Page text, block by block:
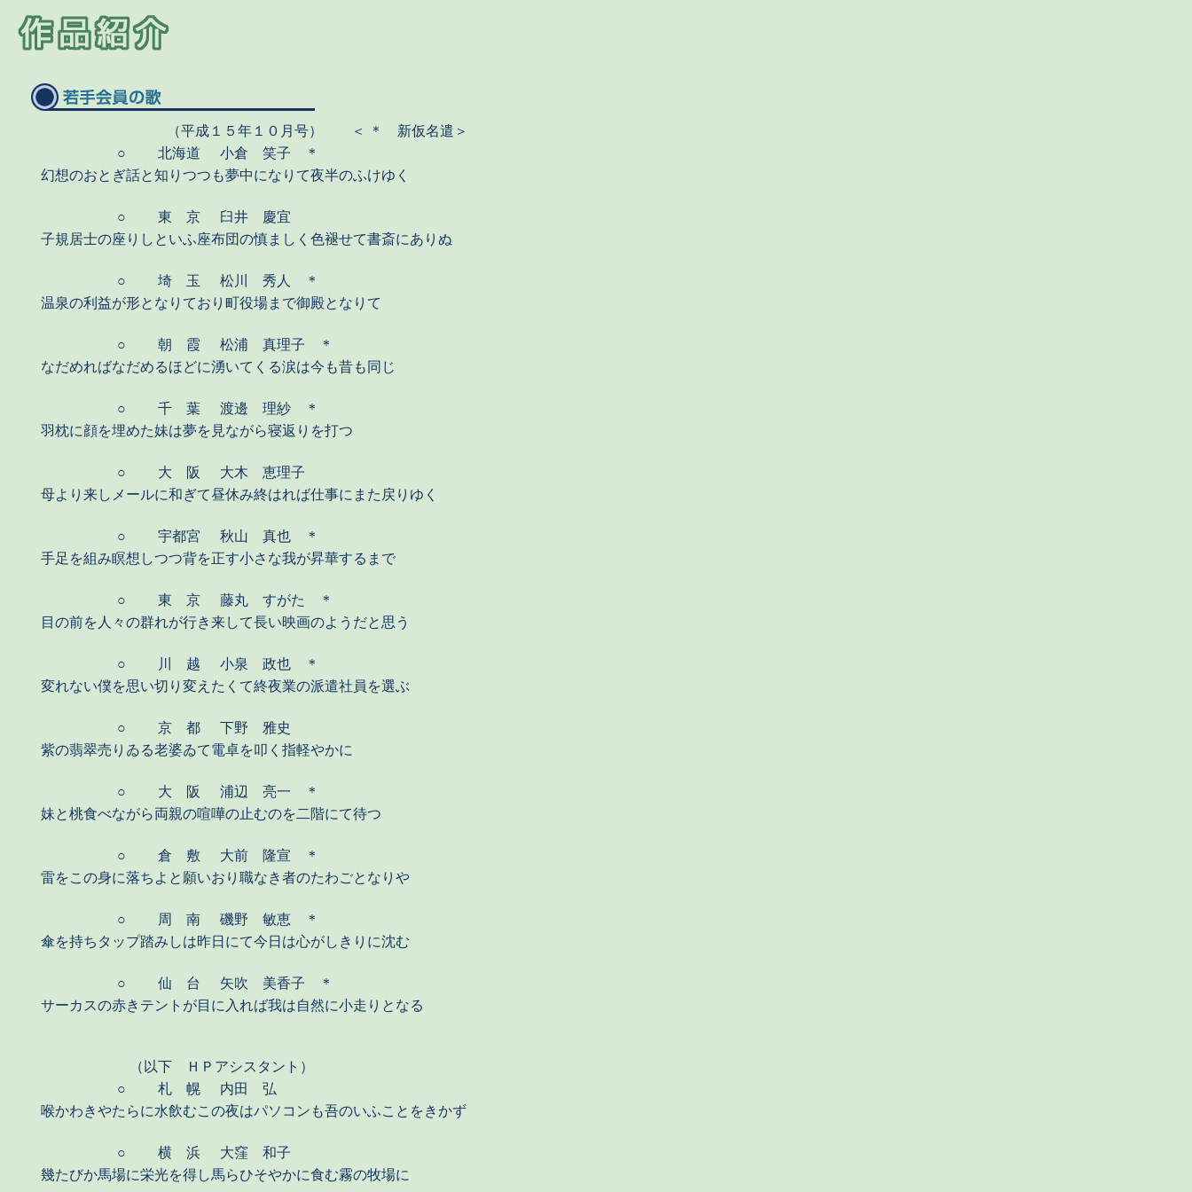
（平成１５年１０月号） ＜ ＊ 新仮名遣＞
○
北海道
小倉 笑子 ＊
幻想のおとぎ話と知りつつも夢中になりて夜半のふけゆく
○ 東 京
臼井 慶宜
子規居士の座りしといふ座布団の慎ましく色褪せて書斎にありぬ
○ 埼 玉
松川 秀人 ＊
温泉の利益が形となりており町役場まで御殿となりて
○ 朝 霞
松浦 真理子 ＊
なだめればなだめるほどに湧いてくる涙は今も昔も同じ
○ 千 葉
渡邊 理紗 ＊
羽枕に顔を埋めた妹は夢を見ながら寝返りを打つ
○ 大 阪
大木 恵理子
母より来しメールに和ぎて昼休み終はれば仕事にまた戻りゆく
○ 宇都宮
秋山 真也 ＊
手足を組み瞑想しつつ背を正す小さな我が昇華するまで
○ 東 京
藤丸 すがた ＊
目の前を人々の群れが行き来して長い映画のようだと思う
○ 川 越
小泉 政也 ＊
変れない僕を思い切り変えたくて終夜業の派遣社員を選ぶ
○ 京 都
下野 雅史
紫の翡翠売りゐる老婆ゐて電卓を叩く指軽やかに
○ 大 阪
浦辺 亮一 ＊
妹と桃食べながら両親の喧嘩の止むのを二階にて待つ
○ 倉 敷
大前 隆宣 ＊
雷をこの身に落ちよと願いおり職なき者のたわごとなりや
○ 周 南
磯野 敏恵 ＊
傘を持ちタップ踏みしは昨日にて今日は心がしきりに沈む
○ 仙 台
矢吹 美香子 ＊
サーカスの赤きテントが目に入れば我は自然に小走りとなる
（以下 ＨＰアシスタント）
○
札 幌
内田 弘
喉かわきやたらに水飲むこの夜はパソコンも吾のいふことをきかず
○ 横 浜
大窪 和子
幾たびか馬場に栄光を得し馬らひそやかに食む霧の牧場に